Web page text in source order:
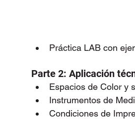
Práctica LAB con
Parte 2: Aplicación
Espacios de Color y
Instrumentos de
Condiciones de